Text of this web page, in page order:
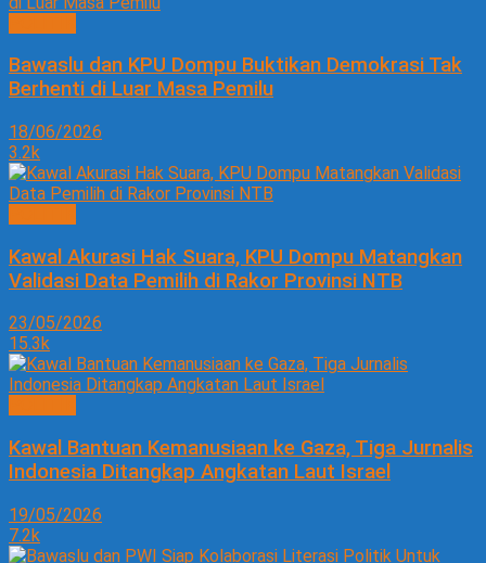
Bawaslu dan KPU Dompu Buktikan Demokrasi Tak
Berhenti di Luar Masa Pemilu
18/06/2026
3.2k
Kawal Akurasi Hak Suara, KPU Dompu Matangkan
Validasi Data Pemilih di Rakor Provinsi NTB
23/05/2026
15.3k
Kawal Bantuan Kemanusiaan ke Gaza, Tiga Jurnalis
Indonesia Ditangkap Angkatan Laut Israel
19/05/2026
7.2k